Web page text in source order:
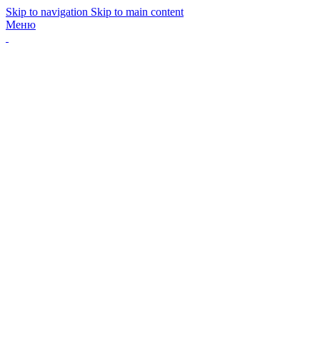
Skip to navigation Skip to main content
Меню